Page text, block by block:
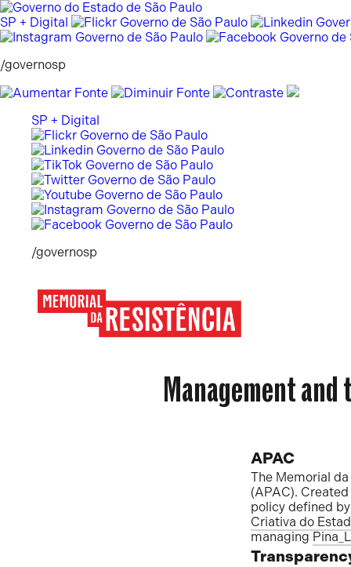
Skip
to
content
SP + Digital
/governosp
SP + Digital
/governosp
Management
APAC
The Memorial
(APAC).
policy defined
Criativa do
managing